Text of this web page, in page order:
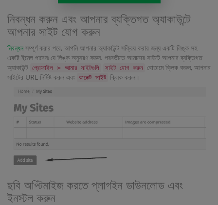
নিবন্ধন করুন এবং আপনার ব্যক্তিগত অ্যাকাউন্টে
আপনার সাইট যোগ করুন
নিবন্ধন সম্পূর্ণ করার পরে, আপনি আপনার অ্যাকাউন্ট সক্রিয় করার জন্য একটি লিঙ্ক সহ
একটি ইমেল পাবেন৷ যে লিঙ্ক অনুসরণ করুন. পরবর্তীতে আমাদের সাইটে আপনার ব্যক্তিগত
অ্যাকাউন্ট প্রোফাইল > আমার সাইটগুলি সাইট যোগ করুন বোতামে ক্লিক করুন, আপনার
সাইটের URL নির্দিষ্ট করুন এবং কানেক্ট সাইট ক্লিক করুন।
ছবি অপ্টিমাইজ করতে প্লাগইন ডাউনলোড এবং
ইনস্টল করুন